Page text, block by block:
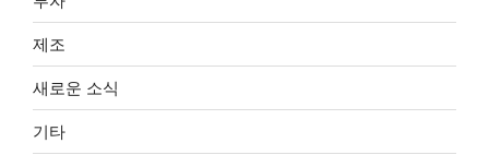
제조
새로운 소식
기타